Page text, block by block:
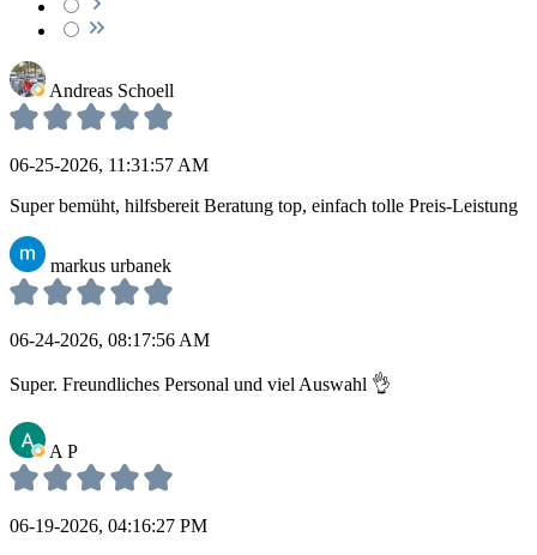
Andreas Schoell
06-25-2026, 11:31:57 AM
Super bemüht, hilfsbereit Beratung top, einfach tolle Preis-Leistung
markus urbanek
06-24-2026, 08:17:56 AM
Super. Freundliches Personal und viel Auswahl 👌
A P
06-19-2026, 04:16:27 PM